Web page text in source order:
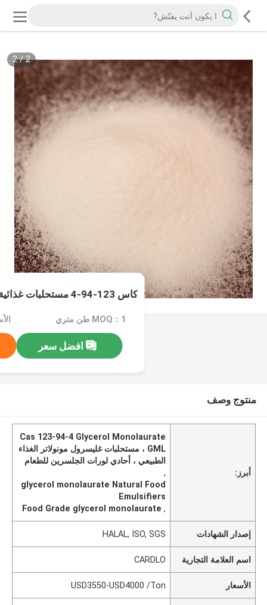
2
/
2
كاس 123-94-4 مستحلبات غذائية طبيعية
MOQ：1 طن متري
افضل سعر
منتوج وصف
أبرز:
Cas 123-94-4 Glycerol Monolaurate
GML ، مستحلبات غليسرول مونولاتر الغذاء
الطبيعي ، أحادي لورات الجلسرين للطعام
,
glycerol monolaurate Natural Food
Emulsifiers
,
Food Grade glycerol monolaurate
إصدار الشهادات HALAL, ISO, SGS
اسم العلامة التجارية CARDLO
الأسعار USD3550-USD4000 /Ton